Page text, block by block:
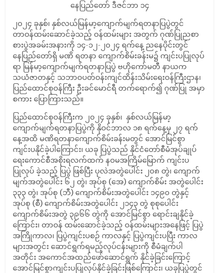
နေပြည်တော် ဒီဇင်ဘာ ၁၄
၂၀၂၄ ခုနှစ်၊ နှစ်လယ်မြန်မာ့ကျောက်မျက်ရတနာပြပွဲတွင်
တာဝန်ထမ်းဆောင်ခဲ့သည့် ဝန်ထမ်းများ အတွက် ဂုဏ်ပြုညစာ
စားပွဲအခမ်းအနားကို ၁၄-၁၂-၂၀၂၄ ရက်နေ့ ညနေပိုင်းတွင်
နေပြည်တော်ရှိ မဏိ ရတနာ ကျောက်စိမ်းခန်းမ၌ ကျင်းပပြုလုပ်
ရာ မြန်မာ့ကျောက်မျက်ရတနာပြပွဲ ဗဟိုကော်မတီ နာယက
သယံဇာတနှင့် သဘာဝပတ်ဝန်းကျင်ထိန်းသိမ်းရေးဝန်ကြီးဌာန၊
ပြည်ထောင်စုဝန်ကြီး ဦးခင်မောင်ရီ တက်ရောက်၍ ဂုဏ်ပြု အမှာ
စကား ပြောကြားသည်။
ပြည်ထောင်စုဝန်ကြီးက ၂၀၂၄ ခုနှစ်၊ နှစ်လယ်မြန်မာ့
ကျောက်မျက်ရတနာပြပွဲကို နိုဝင်ဘာလ ၁၈ ရက်နေ့မှ ၂၇ ရက်
နေ့အထိ မဏိရတနာကျောက်စိမ်းခန်းမတွင် အောင်မြင်စွာ
ကျင်းပနိုင်ခဲ့ပါကြောင်း၊ ယခု ပြပွဲသည် နိုင်ငံတော်စီမံအုပ်ချုပ်
ရေးကောင်စီအစိုးရလက်ထက် နဝမအကြိမ်မြောက် ကျင်းပ
ပြုလုပ် ခဲ့သည့် ပြပွဲ ဖြစ်ပြီး ပုလဲအတွဲပေါင်း ၂၀၈ တွဲ၊ ကျောက်
မျက်အတွဲပေါင်း ၆၂ တွဲ၊ အုပ်စု (အေ) ကျောက်စိမ်း အတွဲပေါင်း
၃၃၃ တွဲ၊ အုပ်စု (ဘီ) ကျောက်စိမ်းအတွဲပေါင်း ၁၄၉၀ တွဲနှင့်
အုပ်စု (စီ) ကျောက်စိမ်းအတွဲပေါင်း ၂၁၄၃ တွဲ စုစုပေါင်း
ကျောက်စိမ်းအတွဲ ၃၉၆၆ တွဲကို အောင်မြင်စွာ ရောင်းချနိုင်ခဲ့
ကြောင်း၊ တာဝန် ထမ်းဆောင်ခဲ့သည့် ဝန်ထမ်းများအနေဖြင့် ပြပွဲ
အကြိုကာလ၊ ပြပွဲကျင်းပစဉ် ကာလနှင့် ပြပွဲကျင်းပပြီး ကာလ
များအတွင်း ဆောင်ရွက်ရမည့်လုပ်ငန်းများကို စီမံချက်ပါ
အတိုင်း အကောင်အထည်ဖော်ဆောင်ရွက် နိုင်ခဲ့ခြင်းကြောင့်
အောင်မြင်စွာကျင်းပပြုလုပ်နိုင်ခဲ့ခြင်းဖြစ်ကြောင်း၊ ယခုပြပွဲတွင်